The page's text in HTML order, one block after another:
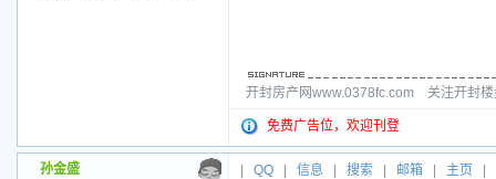
开封房产网www.0378fc.com 关注开封
免费广告位，欢迎刊登
孙金盛 QQ 信息 搜索 邮箱 主页